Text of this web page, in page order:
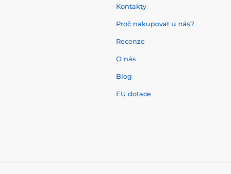
Kontakty
Proč nakupovat u nás?
Recenze
O nás
Blog
EU dotace